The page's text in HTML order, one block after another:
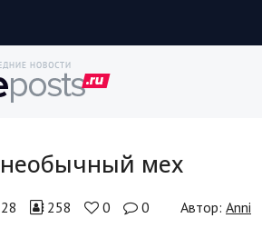
мех
258 0 0 Автор: Anni